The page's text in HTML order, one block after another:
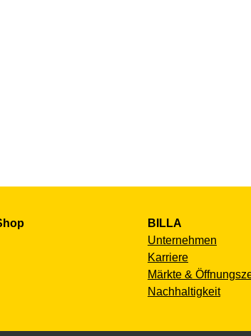
BILLA
Unternehmen
Karriere
Märkte &
Nachhaltigkeit